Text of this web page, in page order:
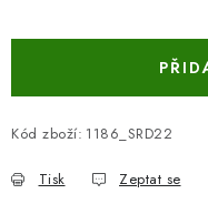
Kód zboží: 1186_SRD22
Tisk Zeptat se